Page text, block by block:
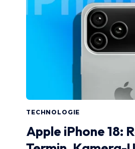
TECHNOLOGIE
Apple iPhone 18: